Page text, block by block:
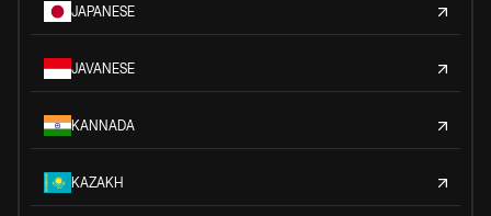
JAPANESE
JAVANESE
KANNADA
KAZAKH